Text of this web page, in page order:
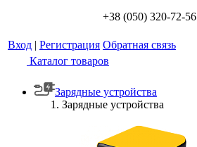
+38 (050) 320-72-56
Вход | Регистрация Обратная связь
Каталог товаров
Зарядные устройства
Зарядные устройства